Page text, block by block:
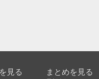
見る まとめを見る